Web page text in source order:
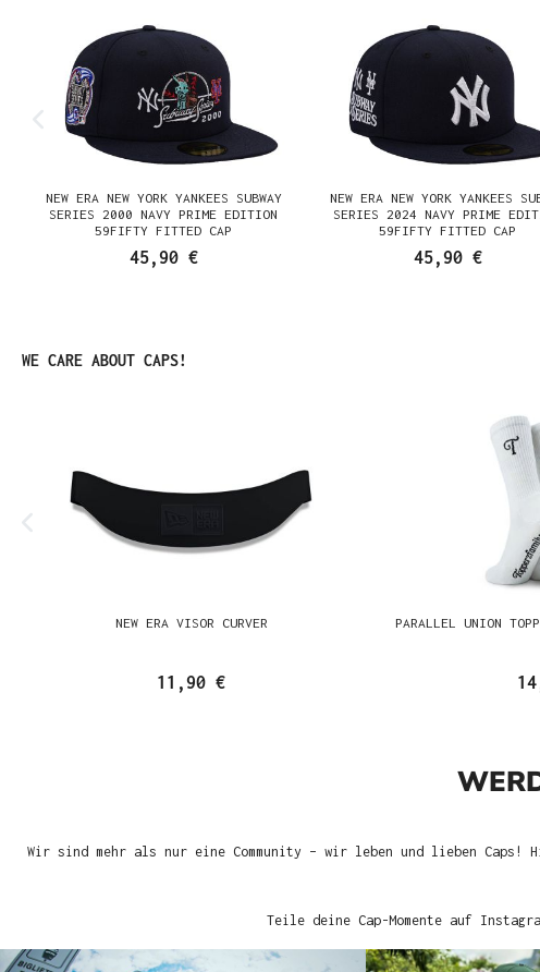
NEW ERA NEW YORK YANKEES SUBWAY
SERIES 2000 NAVY PRIME EDITION
59FIFTY FITTED CAP
45,90 €
NEW ERA NEW YORK YANKEES
SERIES 2024 NAVY PRIME
59FIFTY FITTED CAP
45,90 €
Produktgalerie überspringen
WE CARE ABOUT CAPS!
NEW ERA VISOR CURVER
11,90 €
PARALLEL UNION
Wir sind mehr als nur eine Community – wir leben und lieben
Teile deine Cap-Momente auf